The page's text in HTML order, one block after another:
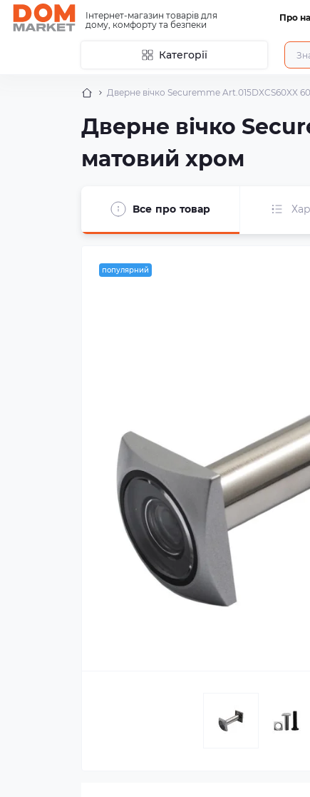
Інтернет-магазин товарів для
дому, комфорту та безпеки
Про
Категорії
Дверне вічко Securemme Art.015DXCS60XX
Дверне вічко
матовий хром
Все про товар
популярний